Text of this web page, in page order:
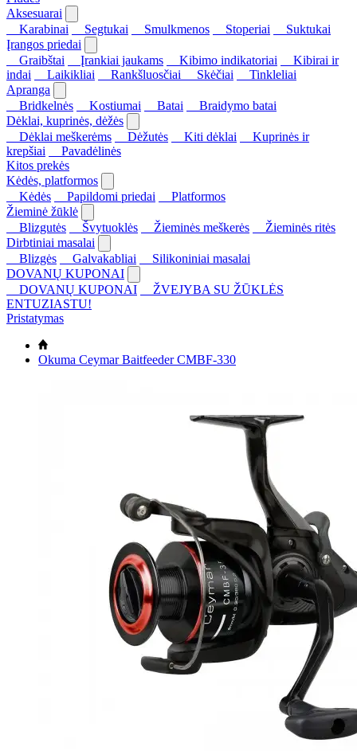
Aksesuarai
Karabinai
Segtukai Smulkmenos Stoperiai
Suktukai
Įrangos priedai
Graibštai
Įrankiai jaukams Kibimo indikatoriai
Kibirai ir
indai
Laikikliai Rankšluosčiai Skėčiai
Tinkleliai
Apranga
Bridkelnės
Kostiumai Batai
Braidymo batai
Dėklai, kuprinės, dėžės
Dėklai meškerėms
Dėžutės Kiti dėklai
Kuprinės ir
krepšiai
Pavadėlinės
Kitos prekės
Kėdės, platformos
Kėdės
Papildomi priedai
Platformos
Žieminė žūklė
Blizgutės
Švytuoklės Žieminės meškerės
Žieminės ritės
Dirbtiniai masalai
Blizgės
Galvakabliai
Silikoniniai masalai
DOVANŲ KUPONAI
DOVANŲ KUPONAI
ŽVEJYBA SU ŽŪKLĖS
ENTUZIASTU!
Pristatymas
Okuma Ceymar Baitfeeder CMBF-330